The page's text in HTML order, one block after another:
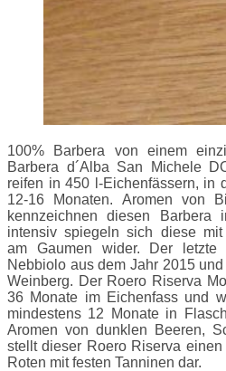
100% Barbera von einem
Barbera d´Alba San Michele
reifen in 450 l-Eichenfässern, in
12-16 Monaten. Aromen von
kennzeichnen diesen
intensiv spiegeln sich diese mit
am Gaumen wider. Der
Nebbiolo aus dem Jahr 2015
Weinberg. Der Roero Riserva
36 Monate im Eichenfass und
mindestens 12 Monate in
Aromen von dunklen Beeren,
stellt dieser Roero Riserva
Roten mit festen Tanninen dar.